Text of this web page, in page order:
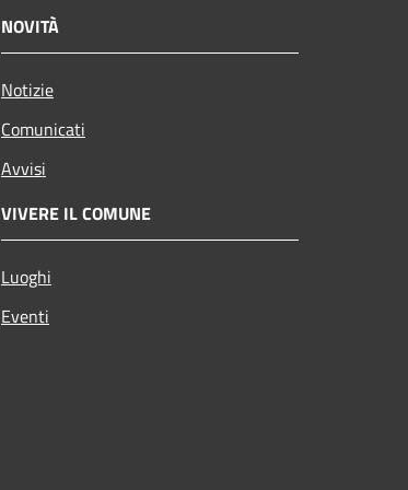
NOVITÀ
Notizie
Comunicati
Avvisi
VIVERE IL COMUNE
Luoghi
Eventi